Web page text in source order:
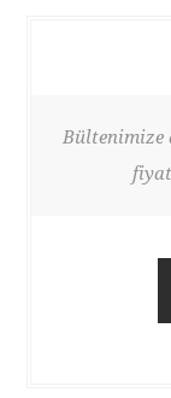
Bültenimize